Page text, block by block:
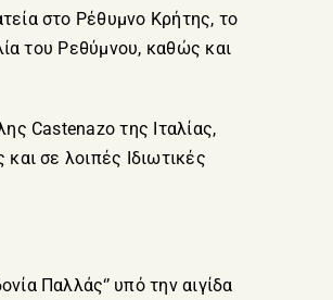
στο Ρέθυμνο Κρήτης, το
του Ρεθύμνου, καθώς και
Castenazo της Ιταλίας,
σε λοιπές Ιδιωτικές
Παλλάς‘’ υπό την αιγίδα